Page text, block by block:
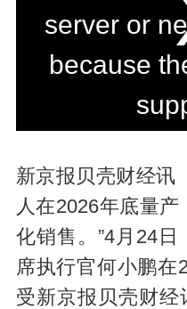
m
o
d
a
l
w
server or
because
新京报贝壳财经讯
人在2026年底量
化销售。”4月24
席执行官何小鹏在
受新京报贝壳财